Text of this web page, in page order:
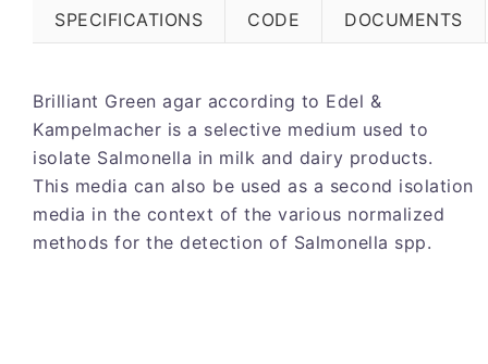
SPECIFICATIONS CODE DOCUMENTS
Brilliant Green agar according to Edel &
Kampelmacher is a selective medium used to
isolate Salmonella in milk and dairy products.
This media can also be used as a second isolation
media in the context of the various normalized
methods for the detection of Salmonella spp.